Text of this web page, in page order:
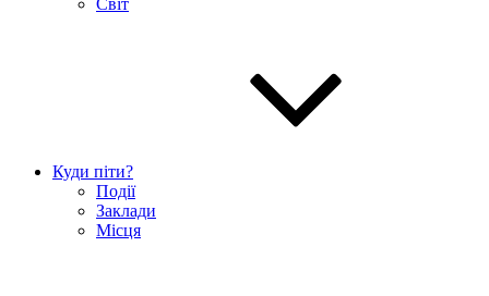
Світ
Куди піти?
Події
Заклади
Місця